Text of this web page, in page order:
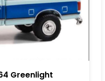
Greenlight